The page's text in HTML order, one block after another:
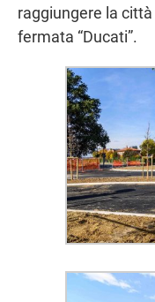
raggiungere la
fermata “Ducati”.